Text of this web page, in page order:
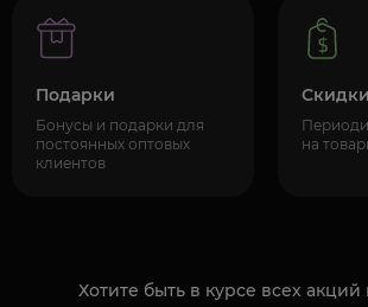
Подарки
Бонусы и подарки для
постоянных оптовых
клиентов
Скидки
на
Хотите быть в курсе всех акций